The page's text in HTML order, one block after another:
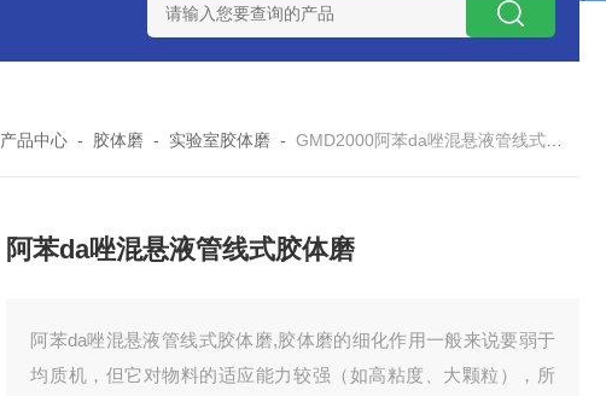
LNHZ-1200碳包覆回转炉 LNHZ-1200可倾斜式回转炉
产品中心 - 胶体磨 - 实验室胶体磨 -GMD2000阿苯da唑混悬液管线式胶体磨
阿苯da唑混悬液管线式胶体磨
阿苯da唑混悬液管线式胶体磨,胶体磨的细化作用一般来说要弱于
均质机，但它对物料的适应能力较强（如高粘度、大颗粒），所